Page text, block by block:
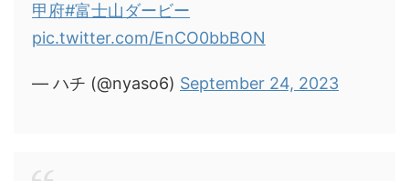
甲府#富士山ダービー
pic.twitter.com/EnCO0bbBON
— ハチ (@nyaso6) September 24, 2023